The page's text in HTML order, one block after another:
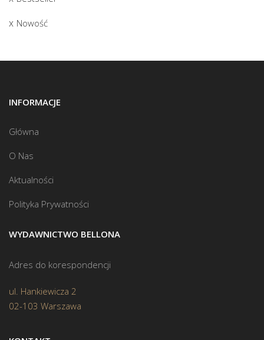
Nowość
INFORMACJE
Główna
O Nas
Aktualności
Polityka Prywatności
WYDAWNICTWO BELLONA
Adres do korespondencji
ul. Hankiewicza 2
02-103 Warszawa